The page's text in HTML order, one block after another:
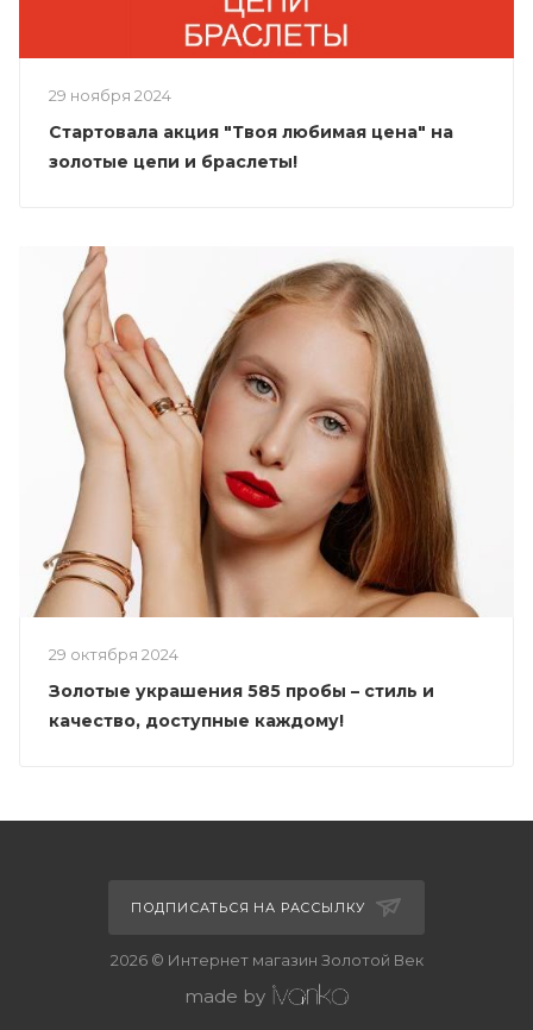
29 ноября 2024
Стартовала акция "Твоя любимая цена" на
золотые цепи и браслеты!
29 октября 2024
Золотые украшения 585 пробы – стиль и
качество, доступные каждому!
ПОДПИСАТЬСЯ НА РАССЫЛКУ
2026 © Интернет магазин Золотой Век
made by